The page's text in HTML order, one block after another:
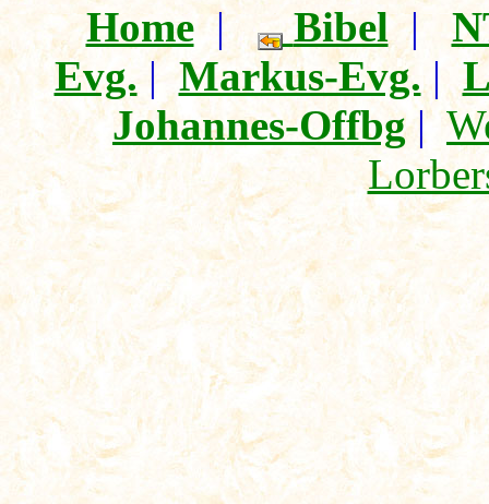
Home| Bibel|
Evg.|Markus-Evg. |
Johannes-Offbg|